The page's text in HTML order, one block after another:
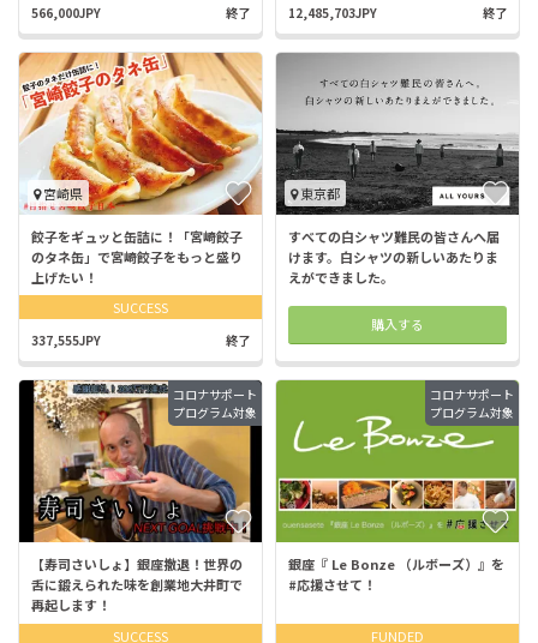
566,000JPY 終了 12,485,703JPY 終了
宮崎県
餃子をギュッと缶詰に！「宮崎餃子
のタネ缶」で宮崎餃子をもっと盛り
上げたい！
SUCCESS
337,555JPY 終了
東京都
すべての白シャツ難民の皆さんへ届
けます。白シャツの新しいあたりま
えができました。
購入する
コロナサポート
プログラム対象
【寿司さいしょ】銀座撤退！世界の
舌に鍛えられた味を創業地大井町で
再起します！
SUCCESS
コロナサポート
プログラム対象
銀座『 Le Bonze （ルボーズ）』を
#応援させて！
FUNDED